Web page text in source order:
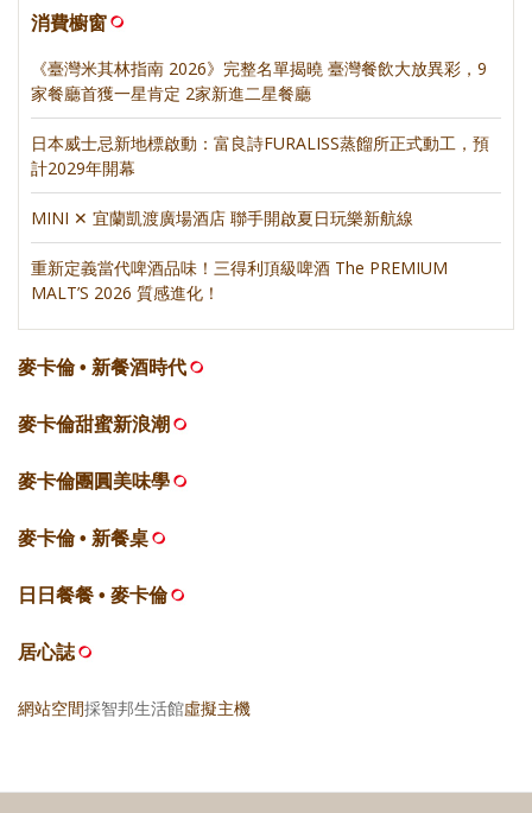
消費櫥窗
《臺灣米其林指南 2026》完整名單揭曉 臺灣餐飲大放異彩，9
家餐廳首獲一星肯定 2家新進二星餐廳
日本威士忌新地標啟動：富良詩FURALISS蒸餾所正式動工，預
計2029年開幕
MINI ✕ 宜蘭凱渡廣場酒店 聯手開啟夏日玩樂新航線
重新定義當代啤酒品味！三得利頂級啤酒 The PREMIUM
MALT’S 2026 質感進化！
麥卡倫 • 新餐酒時代
麥卡倫甜蜜新浪潮
麥卡倫團圓美味學
麥卡倫 • 新餐桌
日日餐餐 • 麥卡倫
居心誌
網站空間採智邦生活館虛擬主機